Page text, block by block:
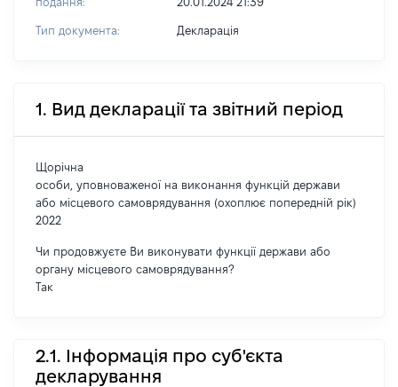
Тип документа: Декларація
1. Вид декларації та звітний період
Щорічна
особи, уповноваженої на виконання функцій держави
або місцевого самоврядування (охоплює попередній рік)
2022
Чи продовжуєте Ви виконувати функції держави або
органу місцевого самоврядування?
Так
2.1. Інформація про суб'єкта
декларування